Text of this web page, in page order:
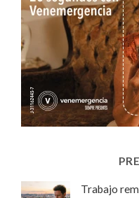
Trabajo